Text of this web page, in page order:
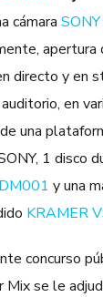
cámara
apertura
directo y en
en
una
1 disco
y una
KRAMER
concurso
se le